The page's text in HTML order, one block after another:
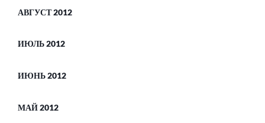
АВГУСТ 2012
ИЮЛЬ 2012
ИЮНЬ 2012
МАЙ 2012